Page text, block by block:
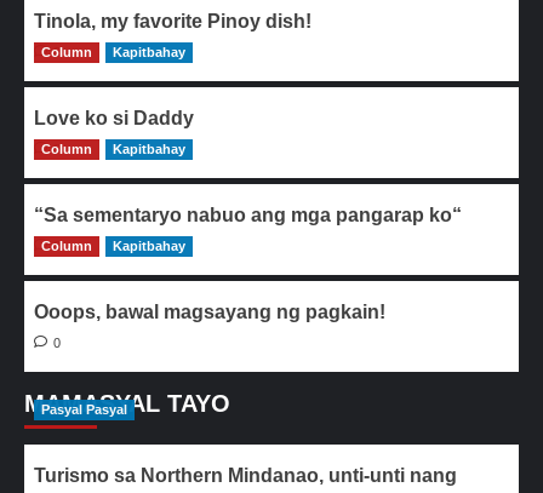
Tinola, my favorite Pinoy dish!
0
Column Kapitbahay
Love ko si Daddy
0
Column Kapitbahay
“Sa sementaryo nabuo ang mga pangarap ko“
0
Column Kapitbahay
Ooops, bawal magsayang ng pagkain!
0
MAMASYAL TAYO
Pasyal Pasyal
Turismo sa Northern Mindanao, unti-unti nang